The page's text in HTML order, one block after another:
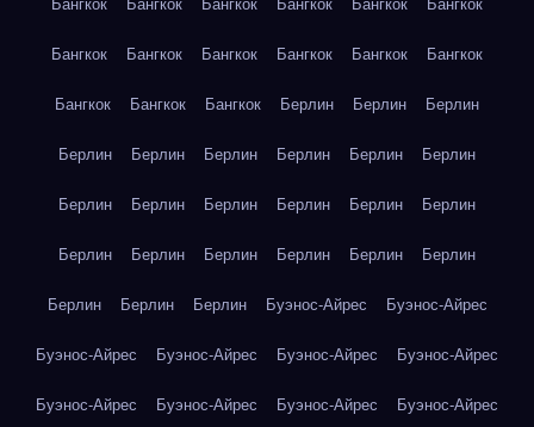
Бангкок Бангкок Бангкок Бангкок Бангкок Бангкок
Бангкок Бангкок Бангкок Бангкок Бангкок Бангкок
Бангкок Бангкок Бангкок Берлин Берлин Берлин
Берлин Берлин Берлин Берлин Берлин Берлин
Берлин Берлин Берлин Берлин Берлин Берлин
Берлин Берлин Берлин Берлин Берлин Берлин
Берлин Берлин Берлин Буэнос-Айрес Буэнос-Айрес
Буэнос-Айрес Буэнос-Айрес Буэнос-Айрес Буэнос-Айрес
Буэнос-Айрес Буэнос-Айрес Буэнос-Айрес Буэнос-Айрес